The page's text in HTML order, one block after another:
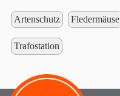
Artenschutz Fledermäuse
Trafostation